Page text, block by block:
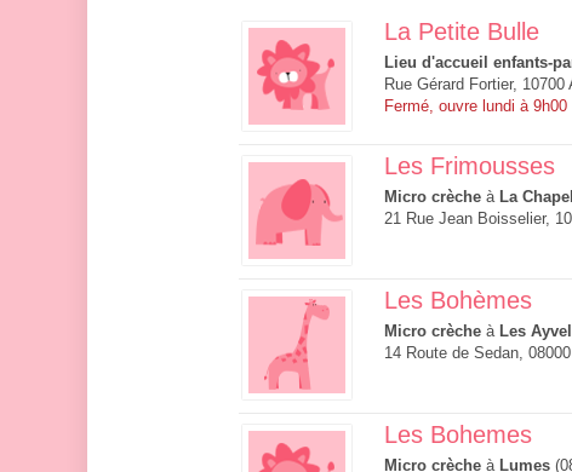
La Petite Bulle
Lieu d'accueil enfants-
Rue Gérard Fortier, 10700
Fermé, ouvre lundi à 9h00
Les Frimousses
Micro crèche à La
21 Rue Jean Boisselier,
Les Bohèmes
Micro crèche à Les
14 Route de Sedan,
Les Bohemes
Micro crèche à Lumes